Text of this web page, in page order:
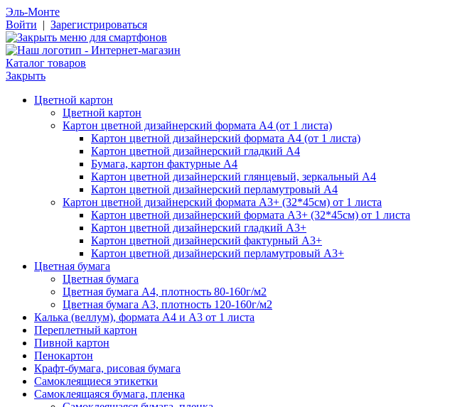
Эль-Монте
Войти | Зарегистрироваться
Каталог товаров
Закрыть
Цветной картон
Цветной картон
Картон цветной дизайнерский формата А4 (от 1 листа)
Картон цветной дизайнерский формата А4 (от 1 листа)
Картон цветной дизайнерский гладкий А4
Бумага, картон фактурные А4
Картон цветной дизайнерский глянцевый, зеркальный А4
Картон цветной дизайнерский перламутровый А4
Картон цветной дизайнерский формата А3+ (32*45см) от 1 листа
Картон цветной дизайнерский формата А3+ (32*45см) от 1 листа
Картон цветной дизайнерский гладкий А3+
Картон цветной дизайнерский фактурный А3+
Картон цветной дизайнерский перламутровый А3+
Цветная бумага
Цветная бумага
Цветная бумага А4, плотность 80-160г/м2
Цветная бумага А3, плотность 120-160г/м2
Калька (веллум), формата А4 и А3 от 1 листа
Переплетный картон
Пивной картон
Пенокартон
Крафт-бумага, рисовая бумага
Самоклеящиеся этикетки
Самоклеящаяся бумага, пленка